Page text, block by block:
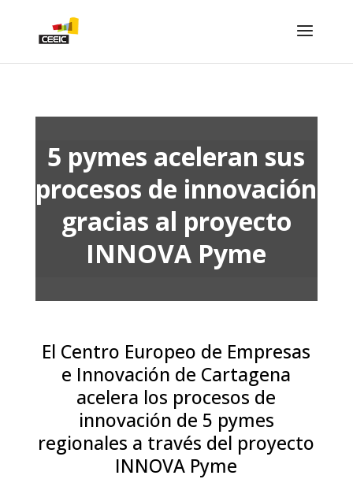
5 pymes aceleran sus
procesos de innovación
gracias al proyecto
INNOVA Pyme
El Centro Europeo de Empresas
e Innovación de Cartagena
acelera los procesos de
innovación de 5 pymes
regionales a través del proyecto
INNOVA Pyme